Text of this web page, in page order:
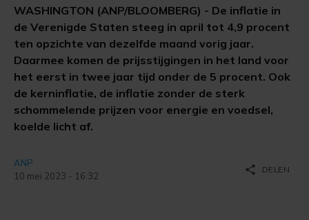
WASHINGTON (ANP/BLOOMBERG) - De inflatie in
de Verenigde Staten steeg in april tot 4,9 procent
ten opzichte van dezelfde maand vorig jaar.
Daarmee komen de prijsstijgingen in het land voor
het eerst in twee jaar tijd onder de 5 procent. Ook
de kerninflatie, de inflatie zonder de sterk
schommelende prijzen voor energie en voedsel,
koelde licht af.
ANP
10 mei 2023 - 16:32
share DELEN